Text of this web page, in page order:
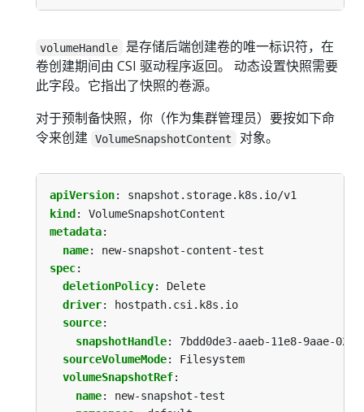
volumeHandle
是存储后端创建卷的唯一标识符，在
卷创建期间由 CSI 驱动程序返回。 动态设置快照需要
此字段。它指出了快照的卷源。
对于预制备快照，你（作为集群管理员）要按如下命
令来创建 VolumeSnapshotContent 对象。
apiVersion:
snapshot.storage.k8s.io/v1
kind :
VolumeSnapshotContent
metadata:
name:
new-snapshot-content-test
spec:
deletionPolicy:
Delete
driver:
hostpath.csi.k8s.io
source:
snapshotHandle:
7bdd0de3-aaeb-11e8-9aae-
sourceVolumeMode:
Filesystem
volumeSnapshotRef:
name:
new-snapshot-test